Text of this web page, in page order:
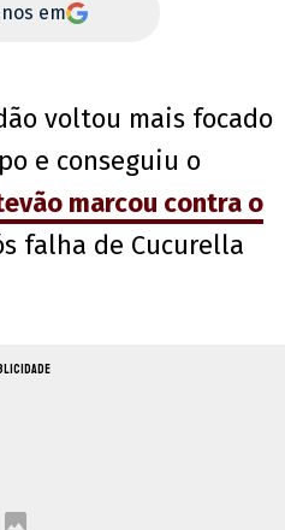
em
voltou mais focado
e conseguiu o
marcou contra o
falha de Cucurella